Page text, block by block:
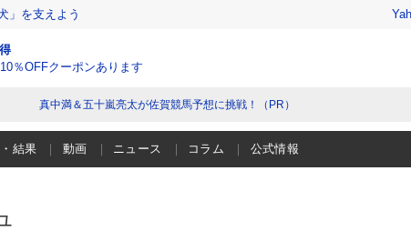
」を支えよう
10％OFFクーポンあります
真中満＆五十嵐亮太が佐賀競馬予想に挑戦！（PR）
結果 動画 ニュース コラム 公式情報